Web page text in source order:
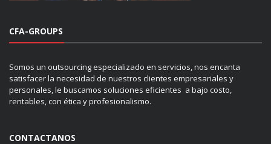
CFA-GROUPS
Somos un outsourcing especializado en servicios, nos encanta
satisfacer la necesidad de nuestros clientes empresariales y
personales, le buscamos soluciones eficientes a bajo costo,
rentables, con ética y profesionalismo.
CONTACTANOS